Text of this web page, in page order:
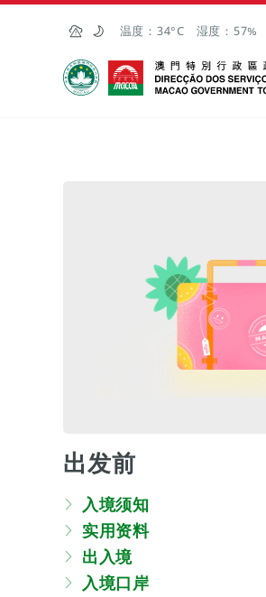
跳至主内容
温度： 34°C 湿度： 57%
澳门特别行政区政府旅游局
出发前
入境须知
实用资料
出入境
入境口岸